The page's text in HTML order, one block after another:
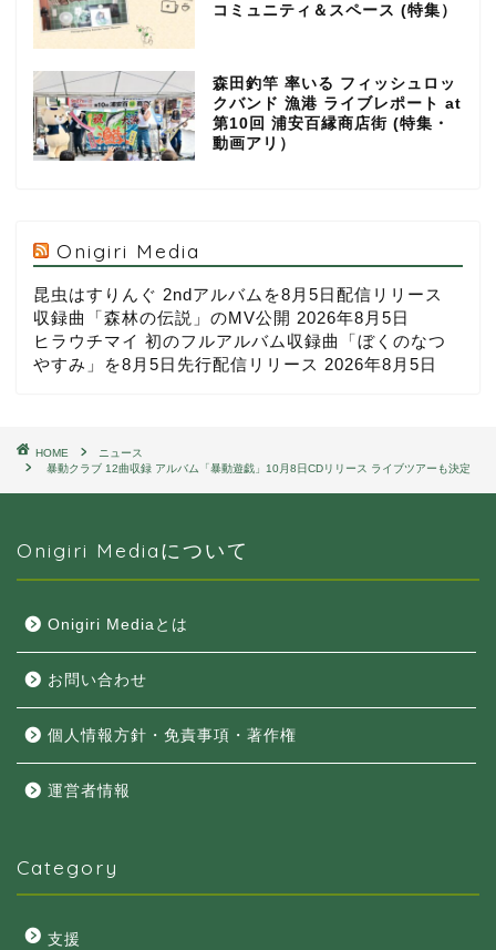
コミュニティ＆スペース (特集）
森田釣竿 率いる フィッシュロッ
クバンド 漁港 ライブレポート at
第10回 浦安百縁商店街 (特集・
動画アリ）
Onigiri Media
昆虫はすりんぐ 2ndアルバムを8月5日配信リリース
収録曲「森林の伝説」のMV公開 2026年8月5日
ヒラウチマイ 初のフルアルバム収録曲「ぼくのなつ
やすみ」を8月5日先行配信リリース 2026年8月5日
HOME
ニュース
暴動クラブ 12曲収録 アルバム「暴動遊戯」10月8日CDリリース ライブツアーも決定
Onigiri Mediaについて
Onigiri Mediaとは
お問い合わせ
個人情報方針・免責事項・著作権
運営者情報
Category
支援